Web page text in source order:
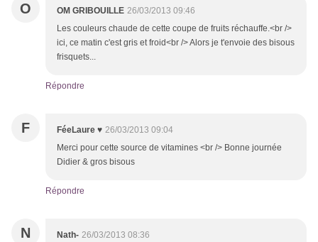
O OM GRIBOUILLE 26/03/2013 09:46
Les couleurs chaude de cette coupe de fruits réchauffe.<br />
ici, ce matin c'est gris et froid<br /> Alors je t'envoie des bisous
frisquets...
Répondre
F FéeLaure ♥ 26/03/2013 09:04
Merci pour cette source de vitamines <br /> Bonne journée
Didier & gros bisous
Répondre
N Nath- 26/03/2013 08:36